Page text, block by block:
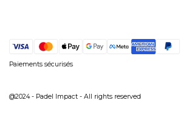
Paiements sécurisés
@2024 - Padel Impact - All rights reserved